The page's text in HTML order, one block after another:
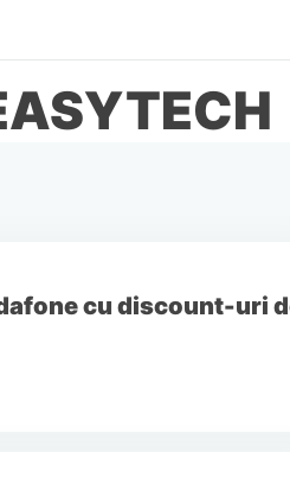
cu discount-uri